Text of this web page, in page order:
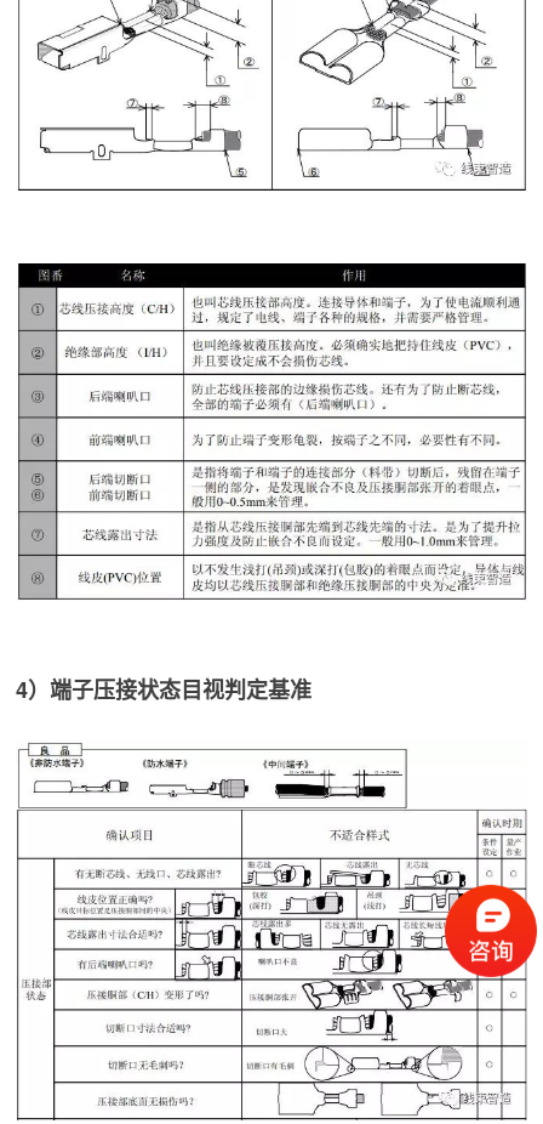
4）端子压接状态目视判定基准